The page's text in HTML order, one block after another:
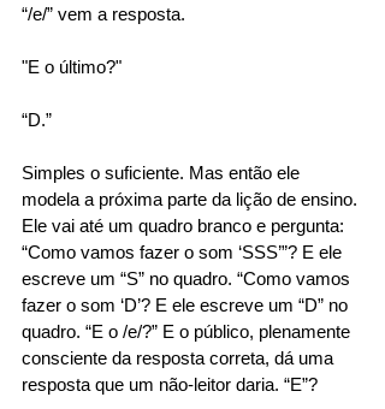
“/e/” vem a resposta.
"E o último?"
“D.”
Simples o suficiente. Mas então ele
modela a próxima parte da lição de ensino.
Ele vai até um quadro branco e pergunta:
“Como vamos fazer o som ‘SSS’”? E ele
escreve um “S” no quadro. “Como vamos
fazer o som ‘D’? E ele escreve um “D” no
quadro. “E o /e/?” E o público, plenamente
consciente da resposta correta, dá uma
resposta que um não-leitor daria. “E”?